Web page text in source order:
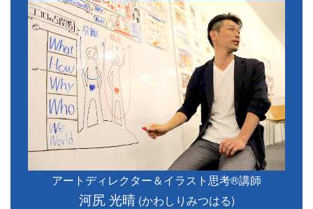
アートディレクター＆イラスト思考®講師
河尻 光晴(かわしりみつはる)